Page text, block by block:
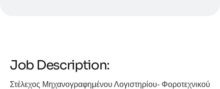
Job Description:
Στέλεχος Μηχανογραφημένου Λογιστηρίου- Φοροτεχνικού